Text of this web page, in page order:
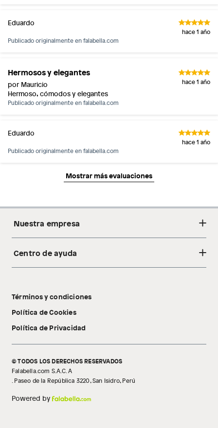
Eduardo
hace 1 año
Publicado originalmente enfalabella.com
Hermosos y elegantes
por Mauricio hace 1 año
Hermoso, cómodos y elegantes
Publicado originalmente enfalabella.com
Eduardo
hace 1 año
Publicado originalmente enfalabella.com
Mostrar más evaluaciones
Nuestra empresa
Acerca de nosotros
Tecnología Pillow Walk
Centro de ayuda
Libro de reclamaciones
Términos y condiciones
Política de Cookies
Política de Privacidad
© TODOS LOS DERECHOS RESERVADOS
Falabella.com S.A.C. A
. Paseo de la República 3220, San Isidro, Perú
Powered by